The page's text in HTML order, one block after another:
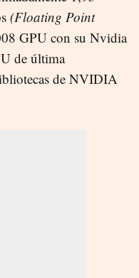
(Floating Point
GPU con su Nvidia
de última
de NVIDIA